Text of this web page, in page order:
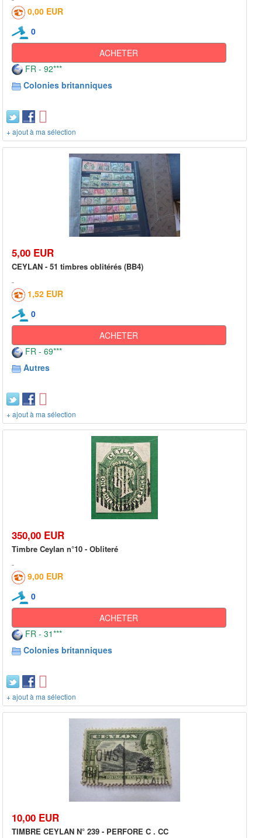
0,00 EUR
0
ACHETER
FR - 92***
Colonies britanniques
+ ajout à ma sélection
5,00 EUR
CEYLAN - 51 timbres oblitérés (BB4)
1,52 EUR
0
ACHETER
FR - 69***
Autres
+ ajout à ma sélection
350,00 EUR
Timbre Ceylan n°10 - Obliteré
9,00 EUR
0
ACHETER
FR - 31***
Colonies britanniques
+ ajout à ma sélection
10,00 EUR
TIMBRE CEYLAN N° 239 - PERFORE C . CC